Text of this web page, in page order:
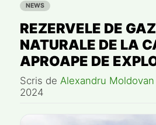
NEWS
REZERVELE DE
NATURALE DE LA
APROAPE DE
Scris de Alexandru Moldovan
2024